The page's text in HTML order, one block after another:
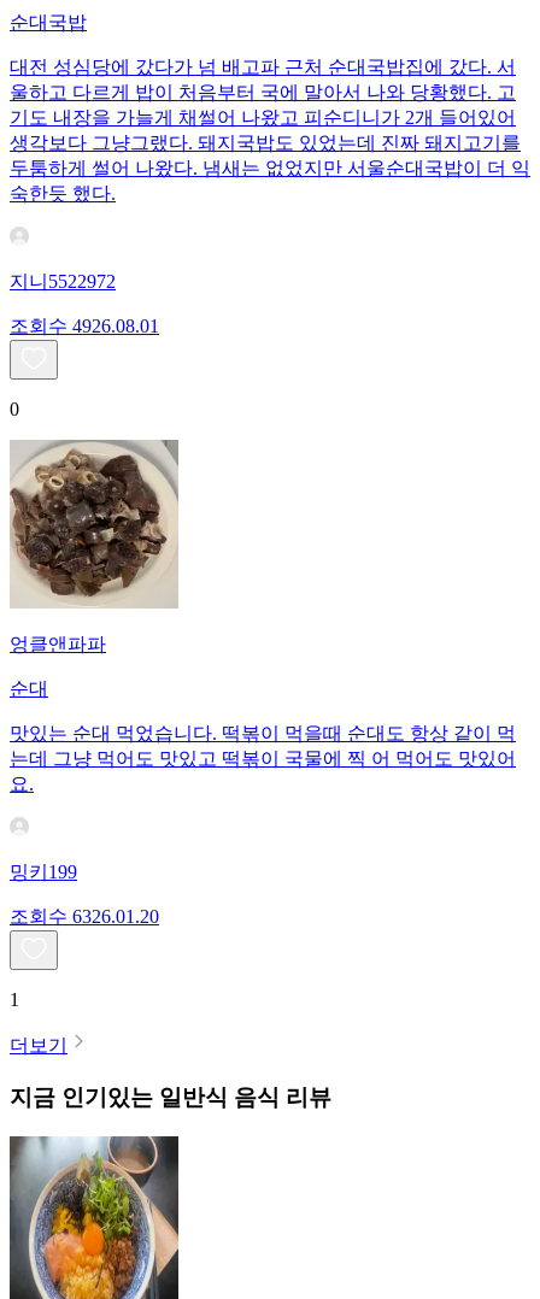
순대국밥
대전 성심당에 갔다가 넘 배고파 근처 순대국밥집에 갔다. 서
울하고 다르게 밥이 처음부터 국에 말아서 나와 당황했다. 고
기도 내장을 가늘게 채썰어 나왔고 피순디니가 2개 들어있어
생각보다 그냥그랬다. 돼지국밥도 있었는데 진짜 돼지고기를
두툼하게 썰어 나왔다. 냄새는 없었지만 서울순대국밥이 더 익
숙한듯 했다.
지니5522972
조회수 4926.08.01
0
엉클앤파파
순대
맛있는 순대 먹었습니다. 떡볶이 먹을때 순대도 항상 같이 먹
는데 그냥 먹어도 맛있고 떡볶이 국물에 찍 어 먹어도 맛있어
요.
밍키199
조회수 6326.01.20
1
더보기
지금 인기있는 일반식 음식 리뷰